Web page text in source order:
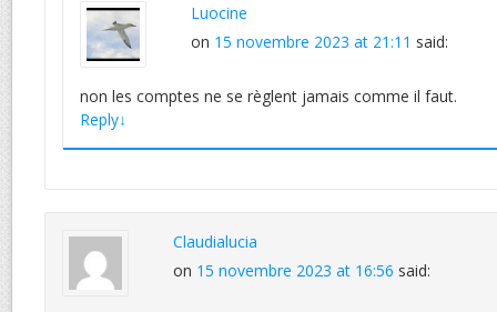
Luocine
on 15 novembre 2023 at 21:11 said:
non les comptes ne se règlent jamais comme il faut.
Reply↓
Claudialucia
on 15 novembre 2023 at 16:56 said: